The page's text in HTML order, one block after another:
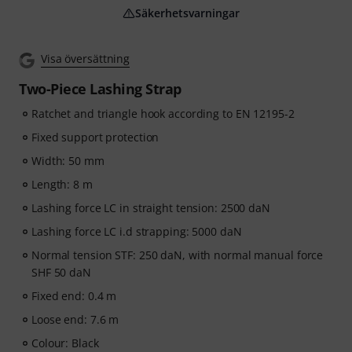
Visa översättning
Two-Piece Lashing Strap
Ratchet and triangle hook according to EN 12195-2
Fixed support protection
Width: 50 mm
Length: 8 m
Lashing force LC in straight tension: 2500 daN
Lashing force LC i.d strapping: 5000 daN
Normal tension STF: 250 daN, with normal manual force
SHF 50 daN
Fixed end: 0.4 m
Loose end: 7.6 m
Colour: Black
Säkerhetsvarningar